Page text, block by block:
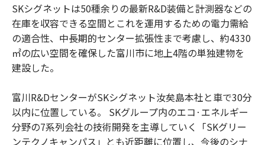
SKシグネットは50種余りの最新R&D装備と計測器などの
在庫を収容できる空間とこれを運用するための電力需給
の適合性、中長期的センター拡張性まで考慮し、約4330
㎡の広い空間を確保した富川市に地上4階の単独建物を
建設した。
富川R&DセンターがSKシグネット汝矣島本社と車で30分
以内に位置している。 SKグループ内のエコ·エネルギー
分野の7系列会社の技術開発を主導していく「SKグリー
ンテクノキャンパス」とも近距離に位置し、今後のシナ